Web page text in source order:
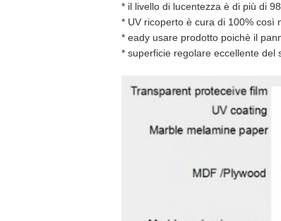
* il livello di lucentezza è di più di
* UV ricoperto è cura di 100% così
* eady usare prodotto poichè il
* superficie regolare eccellente del